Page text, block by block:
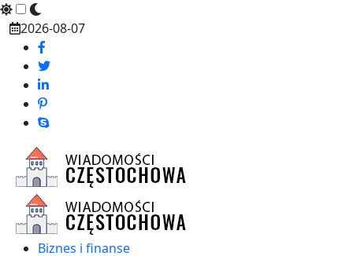
Skip
content
2026-08-07
Biznes i finanse